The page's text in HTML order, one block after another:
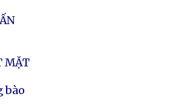
MẶT
bào